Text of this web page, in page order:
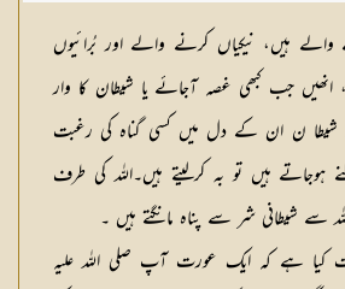
حسین
ہیں، نیکیاں کرنے والے اور بُرائیوں
جب کبھی غصہ آجائے یا شیطان کا وار
شیطا ن ان کے دل میں کسی گناہ کی رغبت
ہوجاتے ہیں تو بہ کرلیتے ہیں۔اللہ کی طرف
سے شیطانی شر سے پناہ مانگتے ہیں ۔
کیا ہے کہ ایک عورت آپ صلی اللہ علیہ